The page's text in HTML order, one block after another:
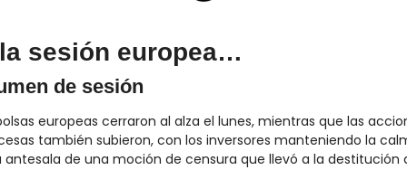
sesión europea…
de sesión
europeas cerraron al alza el lunes, mientras que las
también subieron, con los inversores manteniendo la
antesala de una moción de censura que llevó a la destitución